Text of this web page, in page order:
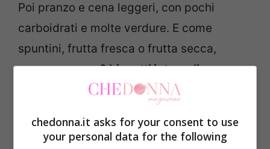
Poi pranzo e cena leggeri, con pochi
carboidrati e molte verdure. E come
spuntini, frutta fresca o frutta secca,
oppure ancora2biscotti integrali
accompagnato allo yogurt.
Questo tipo di dieta consente di perdere
chedonna.it asks for your consent to use
your personal data for the following